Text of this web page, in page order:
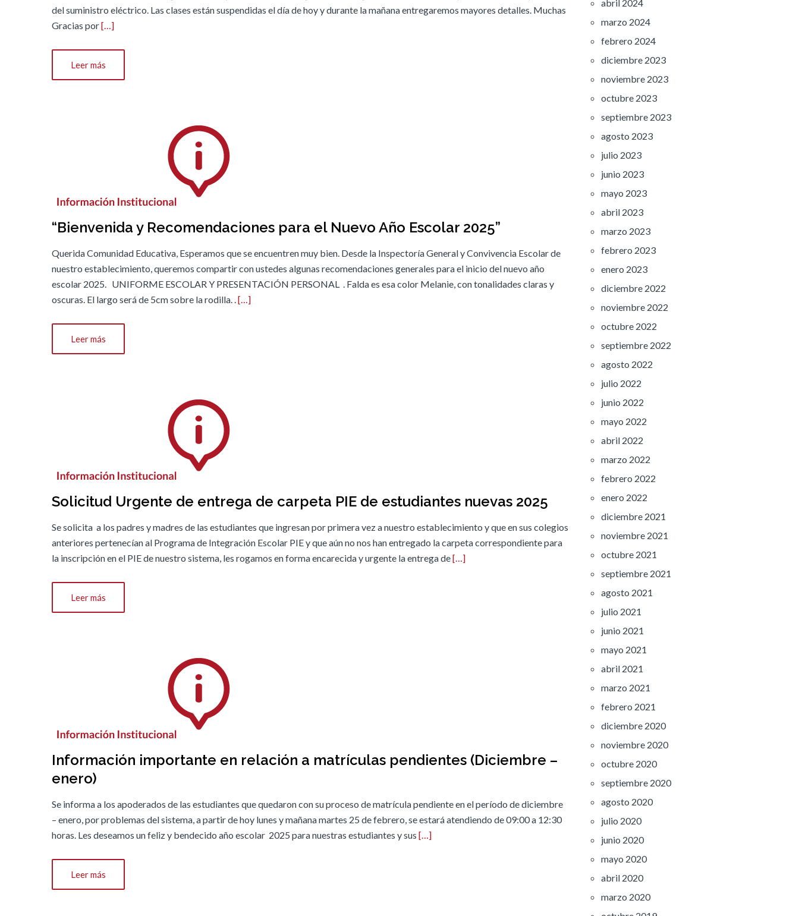
del suministro eléctrico. Las clases están suspendidas el día de hoy y durante la mañana entregaremos mayores detalles. Muchas
Gracias por[…]
Leer más
“Bienvenida y Recomendaciones para el Nuevo Año Escolar 2025”
Querida Comunidad Educativa, Esperamos que se encuentren muy bien. Desde la Inspectoría General y Convivencia Escolar de
nuestro establecimiento, queremos compartir con ustedes algunas recomendaciones generales para el inicio del nuevo año
escolar 2025. UNIFORME ESCOLAR Y PRESENTACIÓN PERSONAL . Falda es esa color Melanie, con tonalidades claras y
oscuras. El largo será de 5cm sobre la rodilla. .[…]
Leer más
Solicitud Urgente de entrega de carpeta PIE de estudiantes nuevas 2025
Se solicita a los padres y madres de las estudiantes que ingresan por primera vez a nuestro establecimiento y que en sus colegios
anteriores pertenecían al Programa de Integración Escolar PIE y que aún no nos han entregado la carpeta correspondiente para
la inscripción en el PIE de nuestro sistema, les rogamos en forma encarecida y urgente la entrega de[…]
Leer más
Información importante en relación a matrículas pendientes (Diciembre –
enero)
Se informa a los apoderados de las estudiantes que quedaron con su proceso de matrícula pendiente en el período de diciembre
– enero, por problemas del sistema, a partir de hoy lunes y mañana martes 25 de febrero, se estará atendiendo de 09:00 a 12:30
horas. Les deseamos un feliz y bendecido año escolar 2025 para nuestras estudiantes y sus […]
Leer más
abril 2024
marzo 2024
febrero 2024
diciembre 2023
noviembre 2023
octubre 2023
septiembre 2023
agosto 2023
julio 2023
junio 2023
mayo 2023
abril 2023
marzo 2023
febrero 2023
enero 2023
diciembre 2022
noviembre 2022
octubre 2022
septiembre 2022
agosto 2022
julio 2022
junio 2022
mayo 2022
abril 2022
marzo 2022
febrero 2022
enero 2022
diciembre 2021
noviembre 2021
octubre 2021
septiembre 2021
agosto 2021
julio 2021
junio 2021
mayo 2021
abril 2021
marzo 2021
febrero 2021
diciembre 2020
noviembre 2020
octubre 2020
septiembre 2020
agosto 2020
julio 2020
junio 2020
mayo 2020
abril 2020
marzo 2020